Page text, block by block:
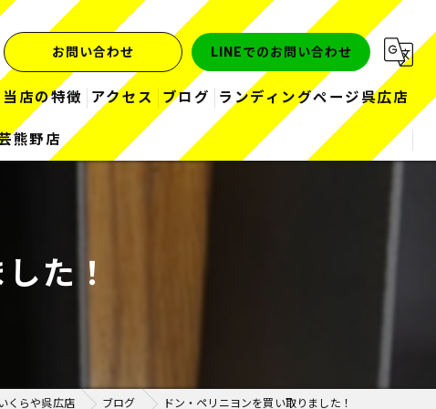
お問い合わせ LINEでのお問い合わせ
当店の特徴
金
ダイヤ
アクセス ブログ
コラム
ランディングページ呉広店
熊野店
た！
くらや呉広店 ブログ ドン・ペリニヨンを買い取りました！